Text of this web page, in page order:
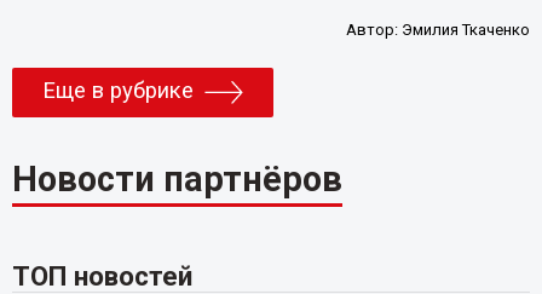
Автор: Эмилия Ткаченко
Еще в рубрике
Новости партнёров
ТОП новостей